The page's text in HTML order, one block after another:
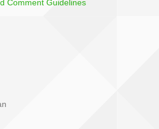
Comment Guidelines